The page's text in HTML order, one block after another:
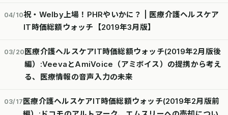
04/10祝・Welby上場！PHRやいかに？ | 医療介護ヘルスケア
IT時価総額ウォッチ【2019年3月版】
03/20医療介護ヘルスケアIT時価総額ウォッチ(2019年2月版後
編）:VeevaとAmiVoice（アミボイス）の提携から考え
る、医療情報の音声入力の未来
03/17医療介護ヘルスケアIT時価総額ウォッチ(2019年2月版前